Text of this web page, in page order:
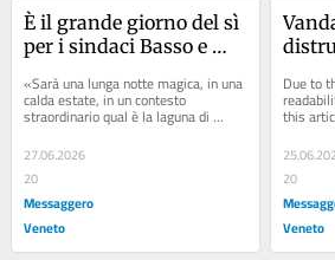
È il grande giorno del sì
per i sindaci Basso e
menu, ecco il
programma
«Sarà una lunga notte magica, in una
calda estate, in un contesto
straordinario qual è la laguna di
Marano, che auspico si concluda con
la visione...
27.06.2026
20
Messaggero
Veneto
Due to
this
20
Veneto